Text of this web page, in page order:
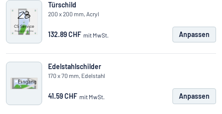
Türschild
200 x 200 mm, Acryl
132.89 CHF mit MwSt. Anpassen
Edelstahlschilder
170 x 70 mm, Edelstahl
41.59 CHF mit MwSt. Anpassen